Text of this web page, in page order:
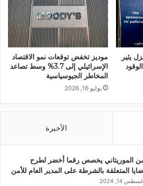
يثير
موديز تخفض توقعات نمو الاقتصاد
الإسرائيلي إلى 3.7% وسط تصاعد
المخاطر الجيوسياسية
يوليو 16, 2026
الأخيرة
الموريتاني يخصص رقما أخضر لطرح
المتعلقة بالشرطة على المدير العام للأمن
14, 2024